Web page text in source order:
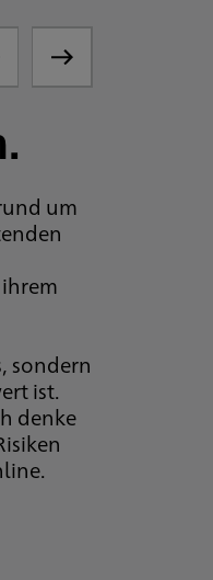
um
sondern
ist.
denke